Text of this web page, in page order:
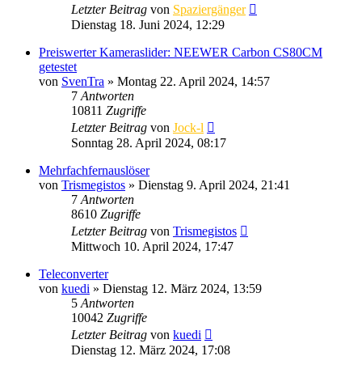
Letzter Beitrag von Spaziergänger
Dienstag 18. Juni 2024, 12:29
Preiswerter Kameraslider: NEEWER Carbon CS80CM
getestet
von SvenTra » Montag 22. April 2024, 14:57
7 Antworten
10811 Zugriffe
Letzter Beitrag von Jock-l
Sonntag 28. April 2024, 08:17
Mehrfachfernauslöser
von Trismegistos » Dienstag 9. April 2024, 21:41
7 Antworten
8610 Zugriffe
Letzter Beitrag von Trismegistos
Mittwoch 10. April 2024, 17:47
Teleconverter
von kuedi » Dienstag 12. März 2024, 13:59
5 Antworten
10042 Zugriffe
Letzter Beitrag von kuedi
Dienstag 12. März 2024, 17:08